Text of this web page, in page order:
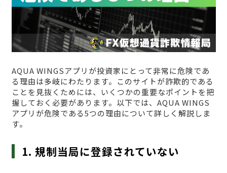
AQUA WINGSアプリが投資家にとって非常に危険であ
る理由は多岐にわたります。このサイトが詐欺的である
ことを見抜くためには、いくつかの重要なポイントを把
握しておく必要があります。以下では、AQUA WINGS
アプリが危険である5つの理由について詳しく解説しま
す。
1. 規制当局に登録されていない